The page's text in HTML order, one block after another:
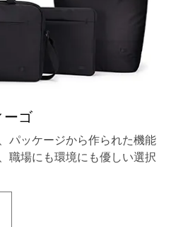
ーゴ
パッケージから作られた機能
職場にも環境にも優しい選択
開きます